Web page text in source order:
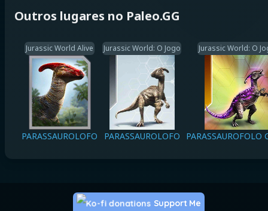
Outros lugares no Paleo.GG
Jurassic World Alive
PARASSAUROLOFO
Jurassic World: O Jogo
PARASSAUROLOFO
Jurassic World: O
PARASSAUROFOLO
Support Me